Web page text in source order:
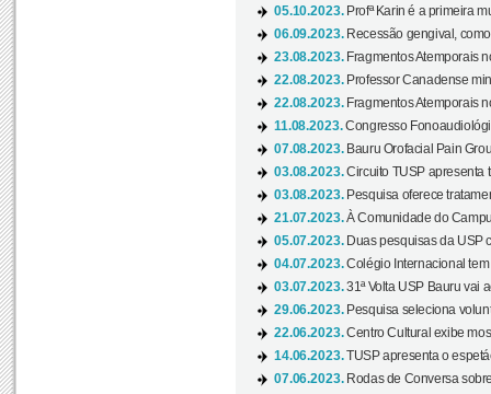
05.10.2023. Profª Karin é a primeira
06.09.2023. Recessão gengival,
23.08.2023. Fragmentos Atemporais
22.08.2023. Professor Canadense
22.08.2023. Fragmentos Atemporais
11.08.2023.Congresso
07.08.2023. Bauru Orofacial Pain
03.08.2023.Circuito TUSP apresenta
03.08.2023. Pesquisa oferece
21.07.2023.À Comunidade do
05.07.2023. Duas pesquisas da USP
04.07.2023.Colégio Internacional
03.07.2023.31ª Volta USP Bauru vai
29.06.2023. Pesquisa seleciona
22.06.2023.Centro Cultural exibe
14.06.2023.TUSP apresenta o
07.06.2023. Rodas de Conversa